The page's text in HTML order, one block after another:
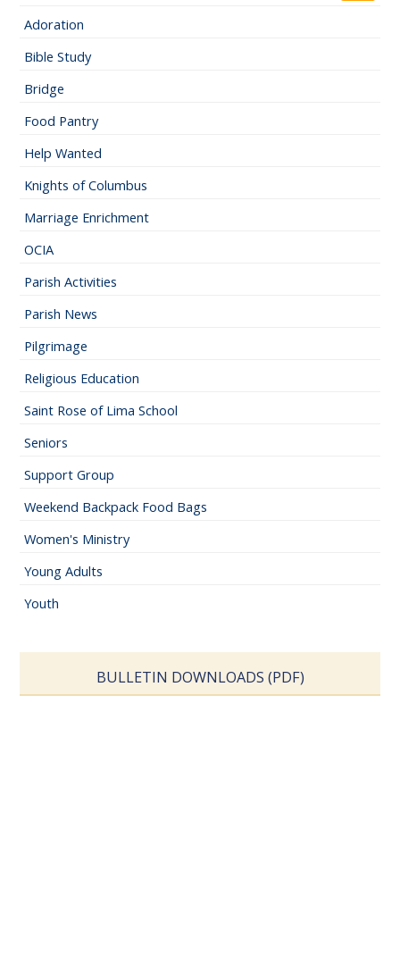
Adoration
Bible Study
Bridge
Food Pantry
Help Wanted
Knights of Columbus
Marriage Enrichment
OCIA
Parish Activities
Parish News
Pilgrimage
Religious Education
Saint Rose of Lima School
Seniors
Support Group
Weekend Backpack Food Bags
Women's Ministry
Young Adults
Youth
BULLETIN DOWNLOADS (PDF)